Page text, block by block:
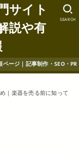
サイト
説や有
ページ｜記事制作・SEO・
SEARCH
｜楽器を売る前に知って